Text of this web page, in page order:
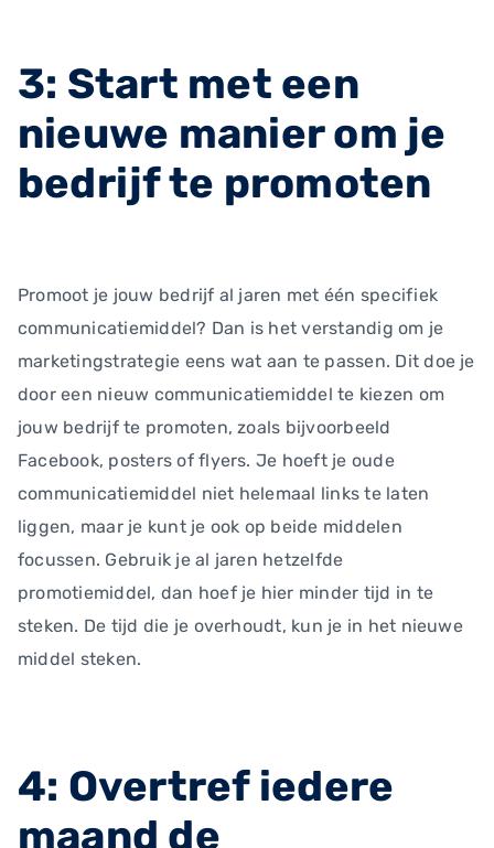
3: Start met een
nieuwe manier om je
bedrijf te promoten
Promoot je jouw bedrijf al jaren met één specifiek
communicatiemiddel? Dan is het verstandig om je
marketingstrategie eens wat aan te passen. Dit doe je
door een nieuw communicatiemiddel te kiezen om
jouw bedrijf te promoten, zoals bijvoorbeeld
Facebook, posters of flyers. Je hoeft je oude
communicatiemiddel niet helemaal links te laten
liggen, maar je kunt je ook op beide middelen
focussen. Gebruik je al jaren hetzelfde
promotiemiddel, dan hoef je hier minder tijd in te
steken. De tijd die je overhoudt, kun je in het nieuwe
middel steken.
4: Overtref iedere
maand de